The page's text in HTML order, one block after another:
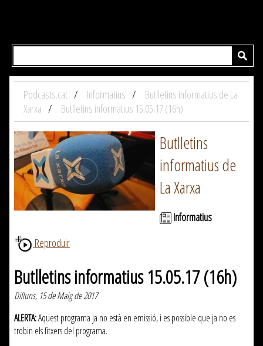
Podcasts.cat Informatius
Butlletins informatius de La
Xarxa
Butlletins informatius 15.05.17 (16h)
Butlletins
informatius de
La Xarxa
Informatius
Reproduir
Butlletins informatius 15.05.17 (16h)
Dilluns, 15 de Maig de 2017
ALERTA:Aquest programa ja no està en emissió, i es possible que ja no es
trobin els fitxers del programa.